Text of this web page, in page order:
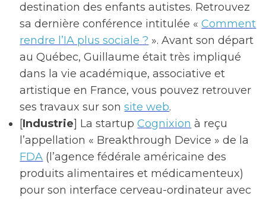
destination des enfants autistes. Retrouvez
sa dernière conférence intitulée «Comment
rendre l’IA plus sociale ? ». Avant son départ
au Québec, Guillaume était très impliqué
dans la vie académique, associative et
artistique en France, vous pouvez retrouver
ses travaux sur sonsite web.
[Industrie] La startupCognixion à reçu
l’appellation « Breakthrough Device » de la
FDA (l’agence fédérale américaine des
produits alimentaires et médicamenteux)
pour son interface cerveau-ordinateur avec